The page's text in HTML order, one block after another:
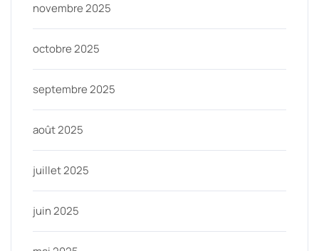
novembre 2025
octobre 2025
septembre 2025
août 2025
juillet 2025
juin 2025